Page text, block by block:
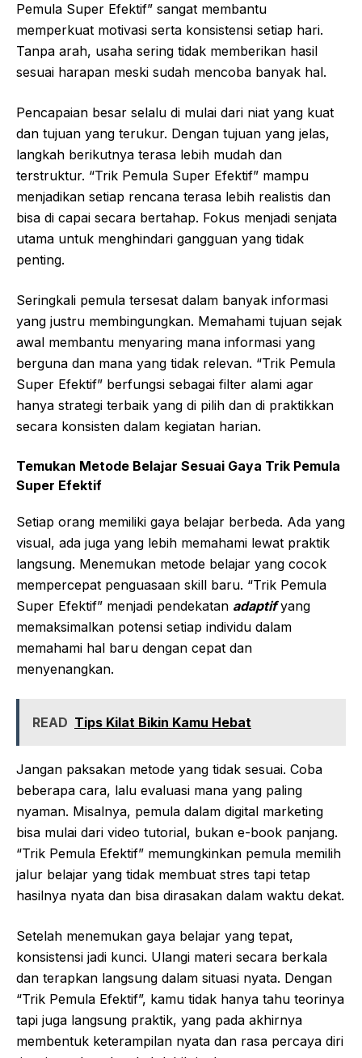
Pemula Super Efektif” sangat membantu
memperkuat motivasi serta konsistensi setiap hari.
Tanpa arah, usaha sering tidak memberikan hasil
sesuai harapan meski sudah mencoba banyak hal.
Pencapaian besar selalu di mulai dari niat yang kuat
dan tujuan yang terukur. Dengan tujuan yang jelas,
langkah berikutnya terasa lebih mudah dan
terstruktur. “Trik Pemula Super Efektif” mampu
menjadikan setiap rencana terasa lebih realistis dan
bisa di capai secara bertahap. Fokus menjadi senjata
utama untuk menghindari gangguan yang tidak
penting.
Seringkali pemula tersesat dalam banyak informasi
yang justru membingungkan. Memahami tujuan sejak
awal membantu menyaring mana informasi yang
berguna dan mana yang tidak relevan. “Trik Pemula
Super Efektif” berfungsi sebagai filter alami agar
hanya strategi terbaik yang di pilih dan di praktikkan
secara konsisten dalam kegiatan harian.
Temukan Metode Belajar Sesuai Gaya Trik Pemula
Super Efektif
Setiap orang memiliki gaya belajar berbeda. Ada yang
visual, ada juga yang lebih memahami lewat praktik
langsung. Menemukan metode belajar yang cocok
mempercepat penguasaan skill baru. “Trik Pemula
Super Efektif” menjadi pendekatan adaptifyang
memaksimalkan potensi setiap individu dalam
memahami hal baru dengan cepat dan
menyenangkan.
READ Tips Kilat Bikin Kamu Hebat
Jangan paksakan metode yang tidak sesuai. Coba
beberapa cara, lalu evaluasi mana yang paling
nyaman. Misalnya, pemula dalam digital marketing
bisa mulai dari video tutorial, bukan e-book panjang.
“Trik Pemula Efektif” memungkinkan pemula memilih
jalur belajar yang tidak membuat stres tapi tetap
hasilnya nyata dan bisa dirasakan dalam waktu dekat.
Setelah menemukan gaya belajar yang tepat,
konsistensi jadi kunci. Ulangi materi secara berkala
dan terapkan langsung dalam situasi nyata. Dengan
“Trik Pemula Efektif”, kamu tidak hanya tahu teorinya
tapi juga langsung praktik, yang pada akhirnya
membentuk keterampilan nyata dan rasa percaya diri